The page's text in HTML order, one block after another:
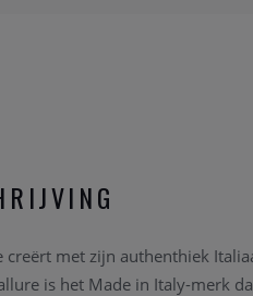
creërt met zijn authenthiek
is het Made in Italy-merk